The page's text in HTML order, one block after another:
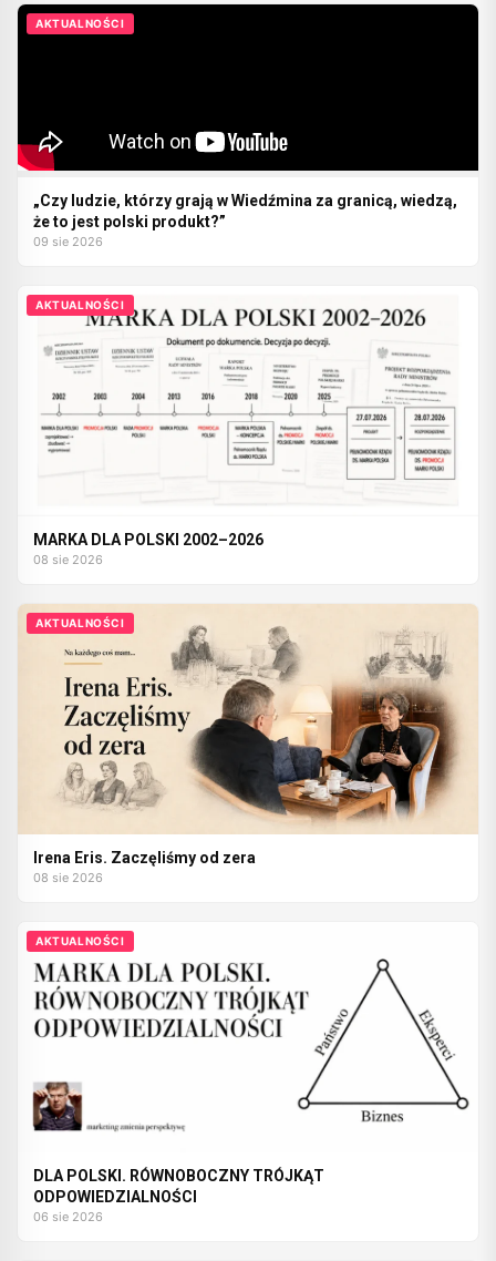
AKTUALNOŚCI
„Czy ludzie, którzy grają w Wiedźmina za granicą, wiedzą,
że to jest polski produkt?”
09 sie 2026
AKTUALNOŚCI
MARKA DLA POLSKI 2002–2026
08 sie 2026
AKTUALNOŚCI
Irena Eris. Zaczęliśmy od zera
08 sie 2026
AKTUALNOŚCI
DLA POLSKI. RÓWNOBOCZNY TRÓJKĄT
ODPOWIEDZIALNOŚCI
06 sie 2026